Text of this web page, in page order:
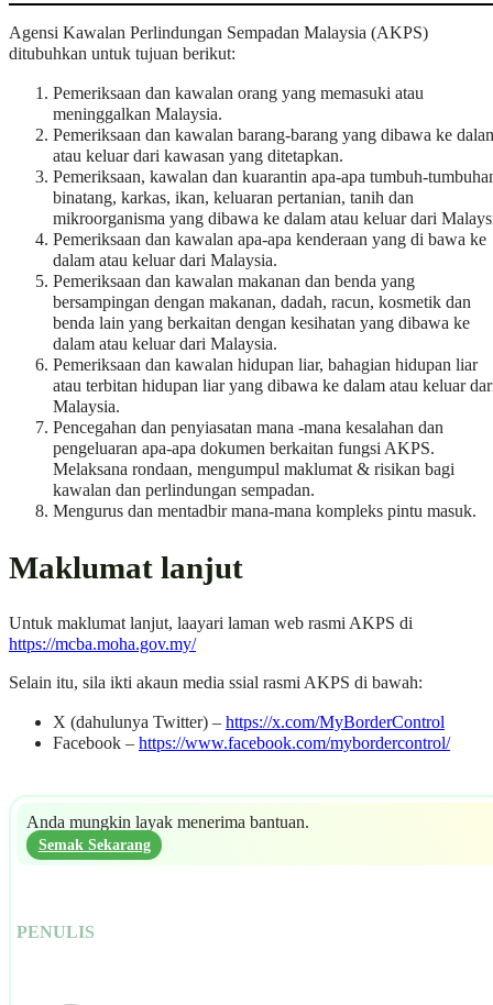
Agensi Kawalan Perlindungan Sempadan Malaysia (AKPS)
ditubuhkan untuk tujuan berikut:
Pemeriksaan dan kawalan orang yang memasuki atau
meninggalkan Malaysia.
Pemeriksaan dan kawalan barang-barang yang dibawa ke
atau keluar dari kawasan yang ditetapkan.
Pemeriksaan, kawalan dan kuarantin apa-apa tumbuh-
binatang, karkas, ikan, keluaran pertanian, tanih dan
mikroorganisma yang dibawa ke dalam atau keluar dari
Pemeriksaan dan kawalan apa-apa kenderaan yang di bawa ke
dalam atau keluar dari Malaysia.
Pemeriksaan dan kawalan makanan dan benda yang
bersampingan dengan makanan, dadah, racun, kosmetik dan
benda lain yang berkaitan dengan kesihatan yang dibawa ke
dalam atau keluar dari Malaysia.
Pemeriksaan dan kawalan hidupan liar, bahagian hidupan liar
atau terbitan hidupan liar yang dibawa ke dalam atau keluar
Malaysia.
Pencegahan dan penyiasatan mana -mana kesalahan dan
pengeluaran apa-apa dokumen berkaitan fungsi AKPS.
Melaksana rondaan, mengumpul maklumat & risikan bagi
kawalan dan perlindungan sempadan.
Mengurus dan mentadbir mana-mana kompleks pintu masuk.
Maklumat lanjut
Untuk maklumat lanjut, laayari laman web rasmi AKPS di
https://mcba.moha.gov.my/
Selain itu, sila ikti akaun media ssial rasmi AKPS di bawah:
X (dahulunya Twitter) – https://x.com/MyBorderControl
Facebook – https://www.facebook.com/mybordercontrol/
Anda mungkin layak menerima bantuan.
Semak Sekarang
PENULIS